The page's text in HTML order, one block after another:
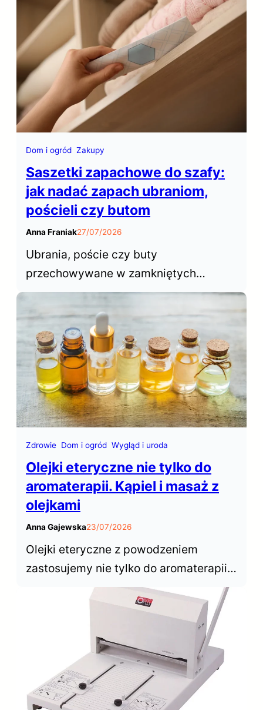
samopoczucie zespołu… Gdzie więc w
Polsce wynająć biuro?
Dom i ogród Zakupy
Saszetki zapachowe do szafy:
jak nadać zapach ubraniom,
pościeli czy butom
Anna Franiak27/07/2026
Ubrania, poście czy buty
przechowywane w zamkniętych
przestrzeniach szafy czy garderoby
rzadko mają atrakcyjny zapach.
Saszetki zapachowe do szafy
pozwalają łatwo i szybko odświeżyć
naszą garderobę.
Zdrowie Dom i ogród Wygląd i uroda
Olejki eteryczne nie tylko do
aromaterapii. Kąpiel i masaż z
olejkami
Anna Gajewska23/07/2026
Olejki eteryczne z powodzeniem
zastosujemy nie tylko do aromaterapii z
użyciem dyfuzora czy kominka. Nadają
się do kąpieli, pod prysznic i do
masażu. Dowiedz się jak je bezpiecznie